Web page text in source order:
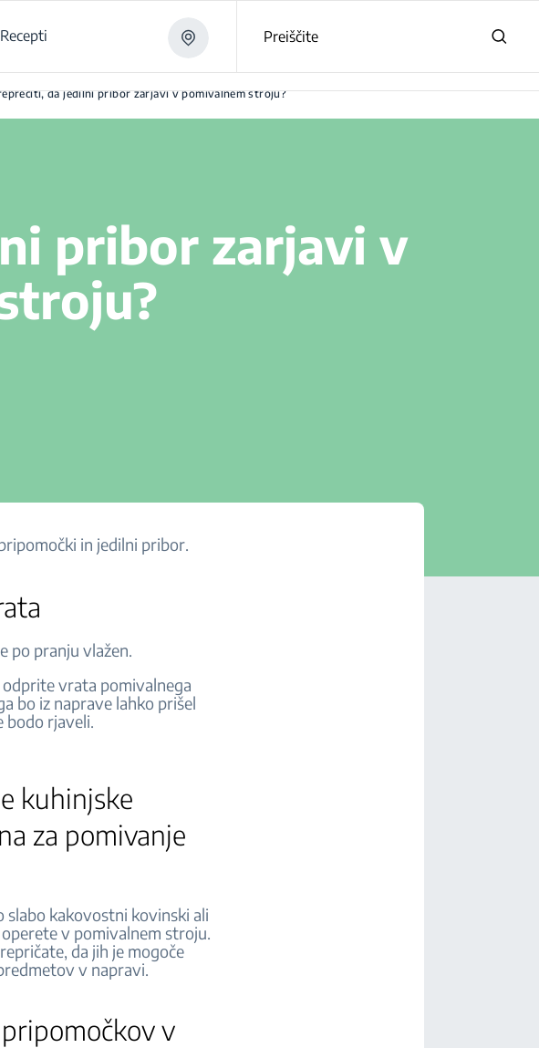
Recepti Preiščite
da jedilni pribor zarjavi v pomivalnem stroju?
pribor zarjavi v
stroju?
in jedilni pribor.
po pranju vlažen.
odprite vrata pomivalnega
bo iz naprave lahko prišel
bodo rjaveli.
kuhinjske
za pomivanje
slabo kakovostni kovinski ali
v pomivalnem stroju.
da jih je mogoče
v napravi.
v